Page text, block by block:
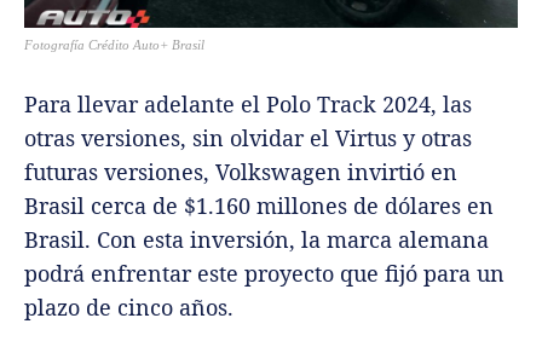
Fotografía Crédito Auto+ Brasil
Para llevar adelante el Polo Track 2024, las
otras versiones, sin olvidar el Virtus y otras
futuras versiones, Volkswagen invirtió en
Brasil cerca de $1.160 millones de dólares en
Brasil. Con esta inversión, la marca alemana
podrá enfrentar este proyecto que fijó para un
plazo de cinco años.